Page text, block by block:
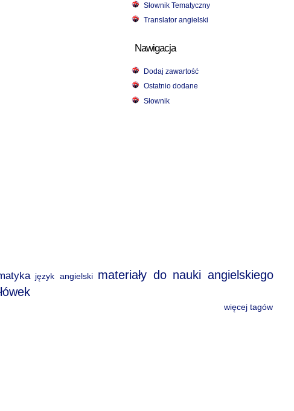
Słownik Tematyczny
Translator angielski
Nawigacja
Dodaj zawartość
Ostatnio dodane
Słownik
język angielski materiały do nauki angielskiego
więcej tagów